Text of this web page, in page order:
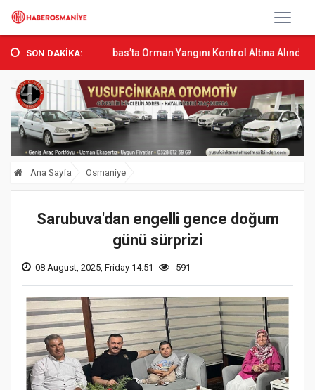
SON DAKİKA:
Sumbas’ta Orman Yangını Kontrol Altına Alındı Osmaniye’de
Ana Sayfa Osmaniye
Sarubuva'dan engelli gence doğum
günü sürprizi
08 August, 2025, Friday 14:51 591